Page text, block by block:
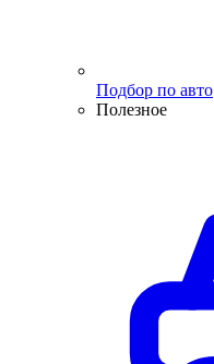
Подбор по авто
Полезное